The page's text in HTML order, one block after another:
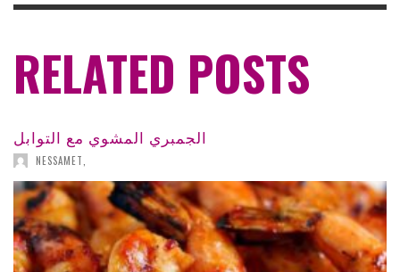
RELATED POSTS
الجمبري المشوي مع التوابل
NESSAMET,